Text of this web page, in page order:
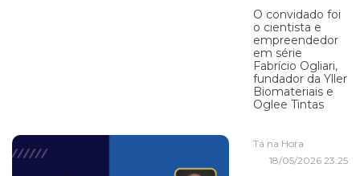
O convidado foi
o cientista e
empreendedor
em série
Fabrício Ogliari,
fundador da Yller
Biomateriais e
Oglee Tintas
Tá na Hora
18/05/2026 23:25